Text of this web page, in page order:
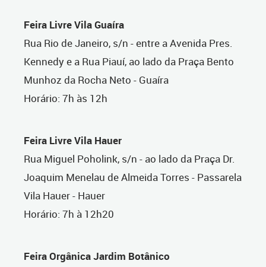
Feira Livre Vila Guaíra
Rua Rio de Janeiro, s/n - entre a Avenida Pres.
Kennedy e a Rua Piauí, ao lado da Praça Bento
Munhoz da Rocha Neto - Guaíra
Horário: 7h às 12h
Feira Livre Vila Hauer
Rua Miguel Poholink, s/n - ao lado da Praça Dr.
Joaquim Menelau de Almeida Torres - Passarela
Vila Hauer - Hauer
Horário: 7h à 12h20
Feira Orgânica Jardim Botânico